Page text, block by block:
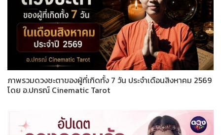
ภาพรวมดวงชะตาของผู้ที่เกิดทั้ง 7 วัน ประจำเดือนสิงหาคม 2569
โดย อ.ปกรณ์ Cinematic Tarot